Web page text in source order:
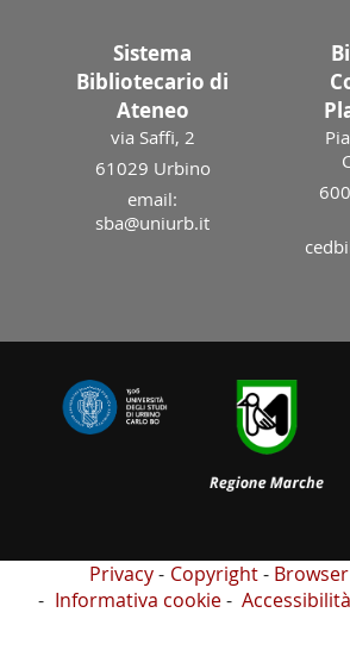
Sistema
Bibliotecario di
Ateneo
via Saffi, 2
61029 Urbino
email:
sba@uniurb.it
Privacy Copyright
Informativa cookie
Accessibilità